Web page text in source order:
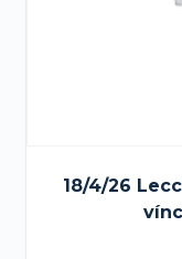
18/4/26